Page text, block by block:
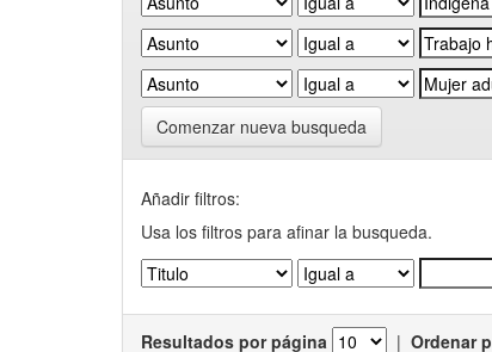
Comenzar nueva busqueda
Añadir filtros:
Usa los filtros para afinar la busqueda.
Resultados por página | Ordenar